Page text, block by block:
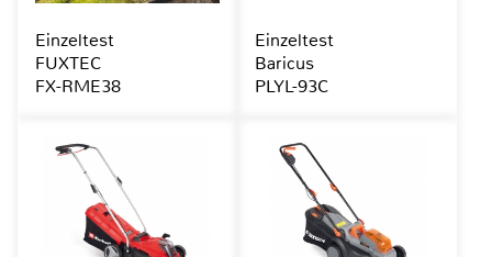
Einzeltest
FUXTEC
FX-RME38
Einzeltest
Baricus
PLYL-93C